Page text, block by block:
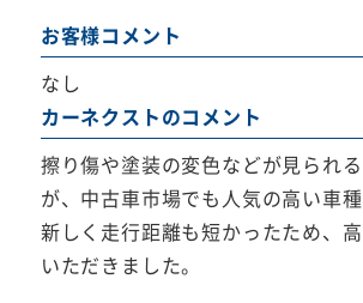
お客様コメント
なし
カーネクストのコメント
擦り傷や塗装の変色などが見られ
が、中古車市場でも人気の高い車
新しく走行距離も短かったため、
いただきました。